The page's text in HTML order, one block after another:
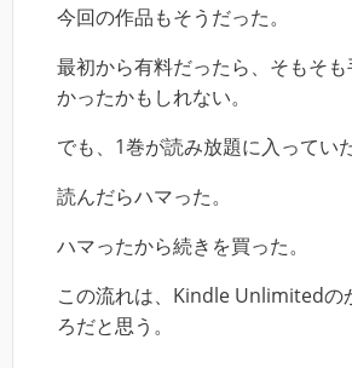
今回の作品もそうだった。
最初から有料だったら、そもそ
かったかもしれない。
でも、1巻が読み放題に入ってい
読んだらハマった。
ハマったから続きを買った。
この流れは、Kindle Unlimitedの
ろだと思う。